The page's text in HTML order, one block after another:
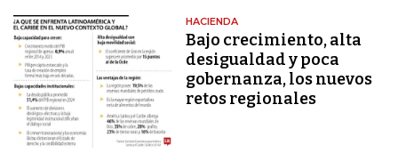
HACIENDA
Bajo crecimiento, alta
desigualdad y poca
gobernanza, los nuevos
retos regionales